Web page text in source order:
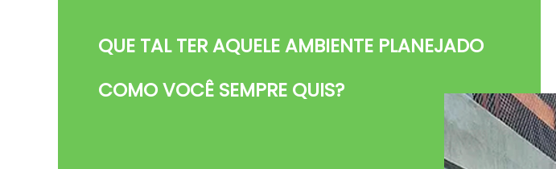
QUE TAL TER AQUELE AMBIENTE PLANEJADO
COMO VOCÊ SEMPRE QUIS?